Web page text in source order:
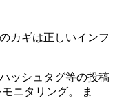
カギは正しいインフ
ッシュタグ等の投稿
ニタリング。 ま